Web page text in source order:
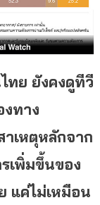
ทย ยังคงดูทีวี
ทาง
เหตุหลักจาก
เพิ่มขึ้นของ
แค่ไม่เหมือน